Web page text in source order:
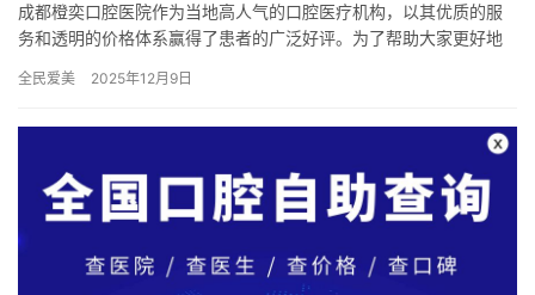
成都橙奕口腔医院作为当地高人气的口腔医疗机构，以其优质的服
务和透明的价格体系赢得了患者的广泛好评。为了帮助大家更好地
费…
全民爱美 2025年12月9日